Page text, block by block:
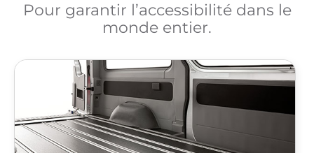
Pour garantir l’accessibilité dans le
monde entier.